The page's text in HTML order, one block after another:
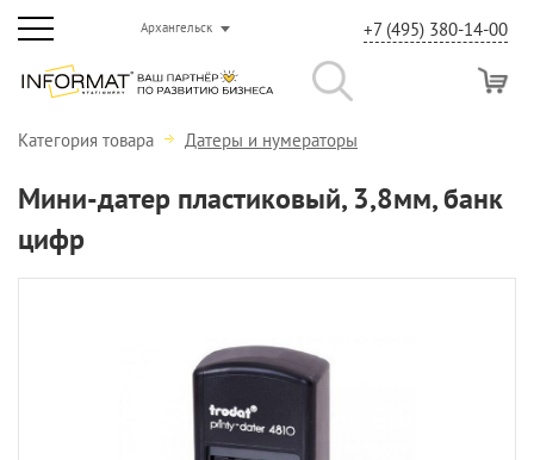
Архангельск +7 (495) 380-14-00
Категория товара Датеры и нумераторы
Мини-датер пластиковый, 3,8мм, банк
цифр